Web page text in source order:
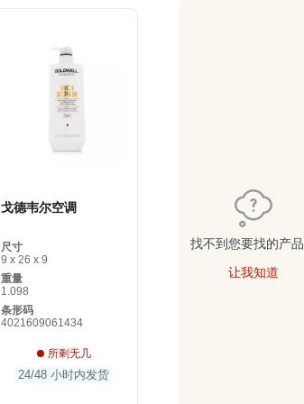
戈德韦尔空调
尺寸
9 x 26 x 9
重量
1.098
条形码
4021609061434
所剩无几
24/48 小时内发货
找不到您要找的产
让我知道